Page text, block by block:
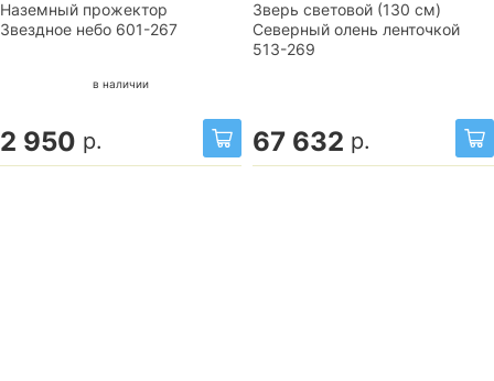
Наземный прожектор
Звездное небо 601-267
в наличии
2 950 р.
Зверь световой (130 см)
Северный олень ленточкой
513-269
67 632 р.